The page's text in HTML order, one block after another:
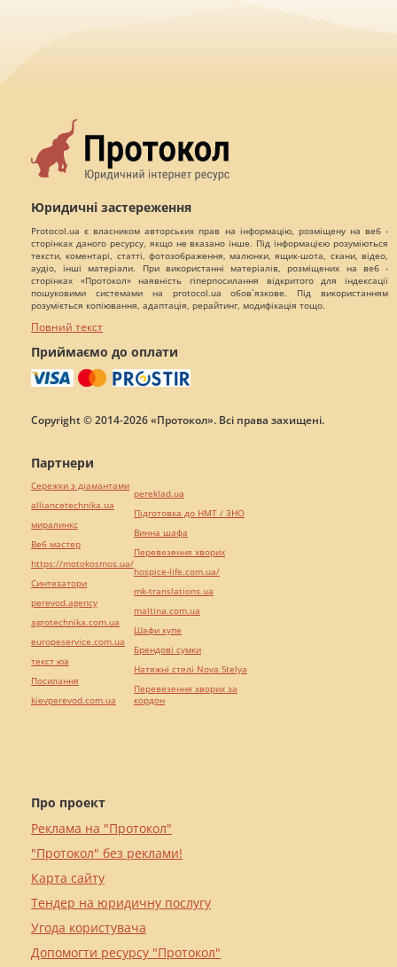
Юридичні застереження
Protocol.ua є власником авторських прав на інформацію, розміщену на веб -
сторінках даного ресурсу, якщо не вказано інше. Під інформацією розуміються
тексти, коментарі, статті, фотозображення, малюнки, ящик-шота, скани, відео,
аудіо, інші матеріали. При використанні матеріалів, розміщених на веб -
сторінках «Протокол» наявність гіперпосилання відкритого для індексації
пошуковими системами на protocol.ua обов`язкове. Під використанням
розуміється копіювання, адаптація, рерайтинг, модифікація тощо.
Повний текст
Приймаємо до оплати
Copyright © 2014-2026 «Протокол». Всі права захищені.
Про проект
Реклама на "Протокол"
"Протокол" без реклами!
Карта сайту
Тендер на юридичну послугу
Угода користувача
Допомогти ресурсу "Протокол"
Партнери
Сережки з діамантами
alliancetechnika.ua
миралинкс
Веб мастер
https://motokosmos.ua/
Синтезатори
perevod.agency
agrotechnika.com.ua
europeservice.com.ua
текст юа
Посилання
kievperevod.com.ua
pereklad.ua
Підготовка до НМТ / ЗНО
Винна шафа
Перевезення хворих
hospice-life.com.ua/
mk-translations.ua
maltina.com.ua
Шафи купе
Брендові сумки
Натяжні стелі Nova Stelya
Перевезення хворих за
кордон